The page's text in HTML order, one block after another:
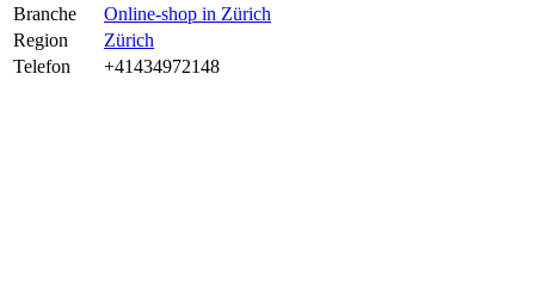
Branche
Online-shop in Zürich
Region
Zürich
Telefon
+41434972148